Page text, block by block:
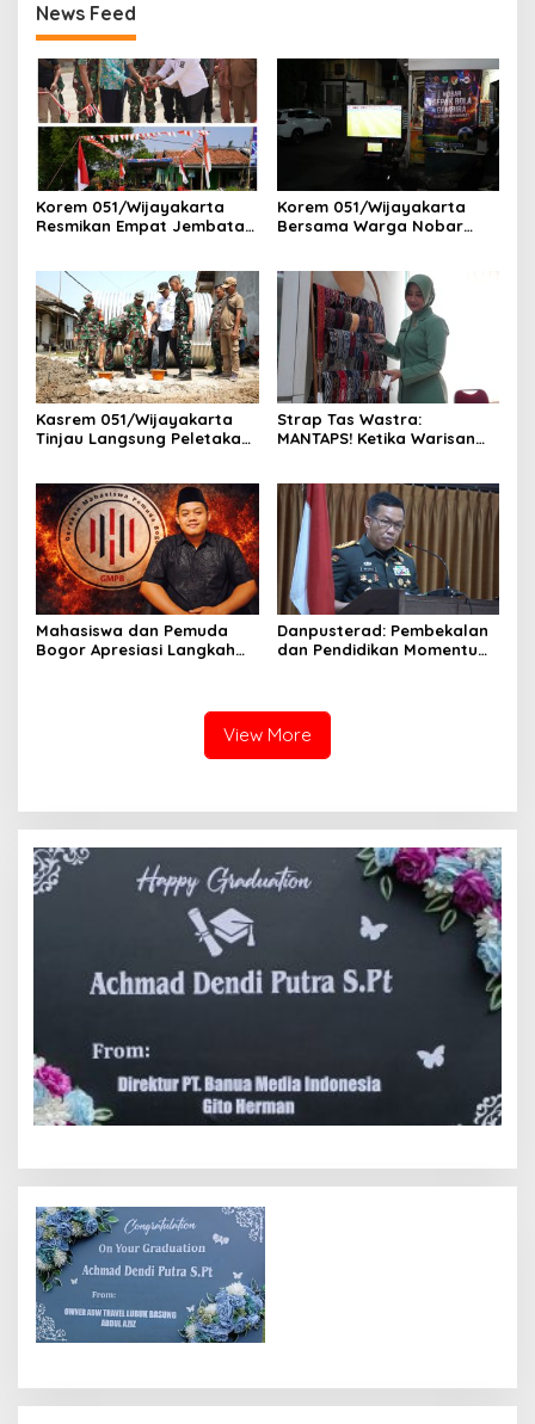
News Feed
Korem 051/Wijayakarta
Resmikan Empat Jembatan
Masyarakat Indonesia
Korem 051/Wijayakarta
Bersama Warga Nobar
Kasrem 051/Wijayakarta
Tinjau Langsung Peletakan
Strap Tas Wastra:
MANTAPS! Ketika Warisan
Mahasiswa dan Pemuda
Bogor Apresiasi Langkah
Danpusterad: Pembekalan
dan Pendidikan Momentum
View More